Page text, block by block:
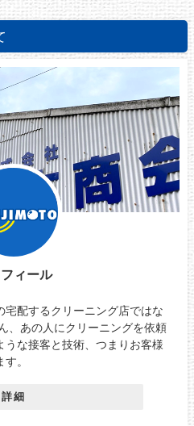
ィール
宅配するクリーニング店ではな
、あの人にクリーニングを依頼
うな接客と技術、つまりお客様
。
詳細